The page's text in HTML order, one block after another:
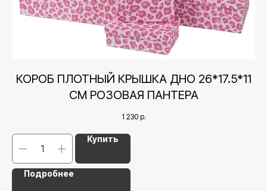
КОРОБ ПЛОТНЫЙ КРЫШКА ДНО 26*17.5*11
СМ РОЗОВАЯ ПАНТЕРА
1 230 р.
Купить
Подробнее
Контакты
Наш канал в Telegram
Наша страничка Вконтакте
+7 (495) 005-03-13
help@upakovali.online